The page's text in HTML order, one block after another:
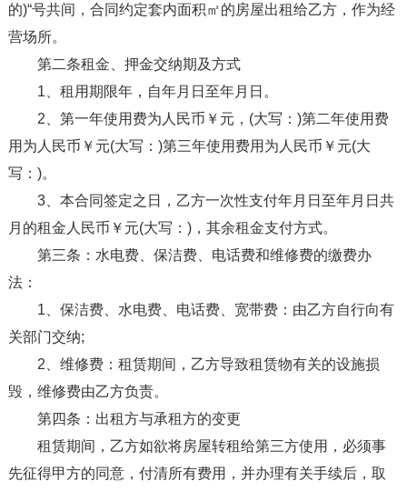
的)“号共间，合同约定套内面积㎡的房屋出租给乙方，作为经
营场所。
第二条租金、押金交纳期及方式
1、租用期限年，自年月日至年月日。
2、第一年使用费为人民币￥元，(大写：)第二年使用费
用为人民币￥元(大写：)第三年使用费用为人民币￥元(大
写：)。
3、本合同签定之日，乙方一次性支付年月日至年月日共
月的租金人民币￥元(大写：)，其余租金支付方式。
第三条：水电费、保洁费、电话费和维修费的缴费办
法：
1、保洁费、水电费、电话费、宽带费：由乙方自行向有
关部门交纳;
2、维修费：租赁期间，乙方导致租赁物有关的设施损
毁，维修费由乙方负责。
第四条：出租方与承租方的变更
租赁期间，乙方如欲将房屋转租给第三方使用，必须事
先征得甲方的同意，付清所有费用，并办理有关手续后，取